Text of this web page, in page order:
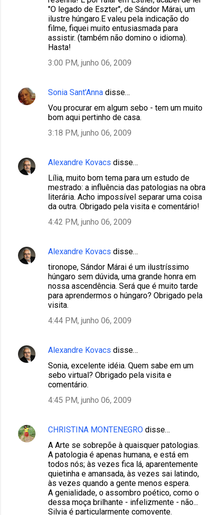
"O legado de Eszter", de Sándor Márai, um
ilustre húngaro.E valeu pela indicação do
filme, fiquei muito entusiasmada para
assistir. (também não domino o idioma).
Hasta!
3:00 PM, junho 06, 2009
Sonia Sant'Anna disse…
Vou procurar em algum sebo - tem um muito
bom aqui pertinho de casa.
3:18 PM, junho 06, 2009
Alexandre Kovacs disse…
Lília, muito bom tema para um estudo de
mestrado: a influência das patologias na obra
literária. Acho impossível separar uma coisa
da outra. Obrigado pela visita e comentário!
4:42 PM, junho 06, 2009
Alexandre Kovacs disse…
tironope, Sándor Márai é um ilustríssimo
húngaro sem dúvida, uma grande honra em
nossa ascendência. Será que é muito tarde
para aprendermos o húngaro? Obrigado pela
visita.
4:44 PM, junho 06, 2009
Alexandre Kovacs disse…
Sonia, excelente idéia. Quem sabe em um
sebo virtual? Obrigado pela visita e
comentário.
4:45 PM, junho 06, 2009
CHRISTINA MONTENEGRO disse…
A Arte se sobrepõe à quaisquer patologias.
A patologia é apenas humana, e está em
todos nós; às vezes fica lá, aparentemente
quietinha e amansada, às vezes sai latindo,
às vezes quando a gente menos espera.
A genialidade, o assombro poético, como o
dessa moça brilhante - infelizmente - não...
Silvia é particularmente comovente.